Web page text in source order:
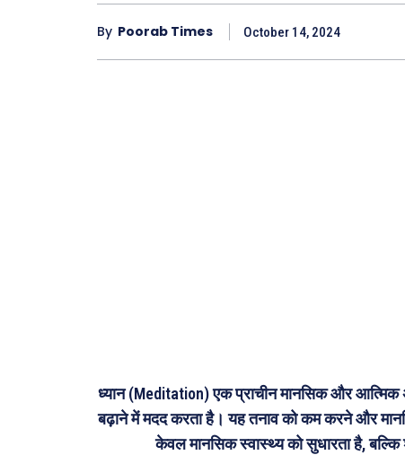
By Poorab Times October 14, 2024
ध्यान (Meditation) एक प्राचीन मानसिक और
बढ़ाने में मदद करता है। यह तनाव को कम करने और
केवल मानसिक स्वास्थ्य को सुधारता है, बल्कि